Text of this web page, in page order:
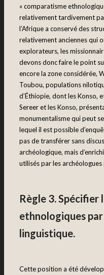
« comparatisme
relativement tardivement
l’Afrique a conservé des
relativement anciennes qui
explorateurs, les
devons donc faire le point
encore la zone considérée,
Toubou, populations
d’Éthiopie, dont les Konso,
Sereer et les Konso,
monumentalisme qui peut
lequel il est possible
pas de transférer sans
archéologique, mais
utilisés par les
Règle 3. Spécifier
ethnologiques
linguistique.
Cette position a été